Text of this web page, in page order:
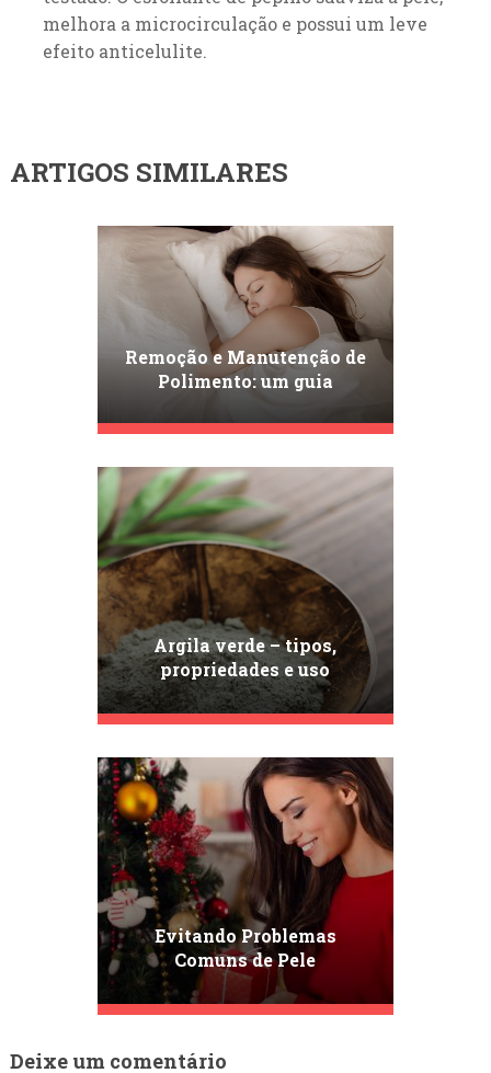
melhora a microcirculação e possui um leve
efeito anticelulite.
ARTIGOS SIMILARES
Remoção e Manutenção de
Polimento: um guia
Argila verde – tipos,
propriedades e uso
Evitando Problemas
Comuns de Pele
Deixe um comentário